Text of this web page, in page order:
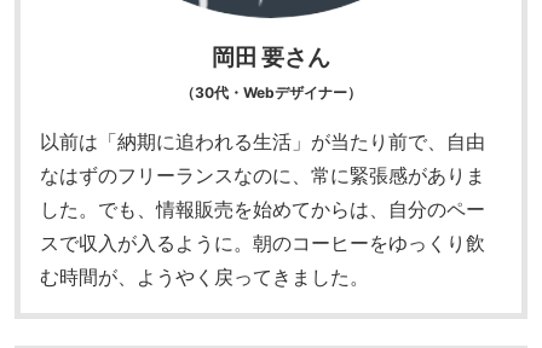
岡田 要さん
（30代・Webデザイナー）
以前は「納期に追われる生活」が当たり前で、自由
なはずのフリーランスなのに、常に緊張感がありま
した。 でも、情報販売を始めてからは、自分のペー
スで収入が入るように。朝のコーヒーをゆっくり飲
む時間が、ようやく戻ってきました。